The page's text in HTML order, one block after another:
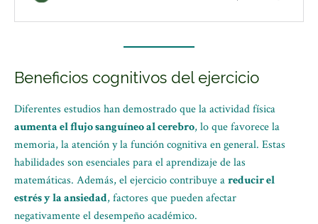
Beneficios cognitivos del ejercicio
Diferentes estudios han demostrado que la actividad física
aumenta el flujo sanguíneo al cerebro, lo que favorece la
memoria, la atención y la función cognitiva en general. Estas
habilidades son esenciales para el aprendizaje de las
matemáticas. Además, el ejercicio contribuye areducir el
estrés y la ansiedad, factores que pueden afectar
negativamente el desempeño académico.